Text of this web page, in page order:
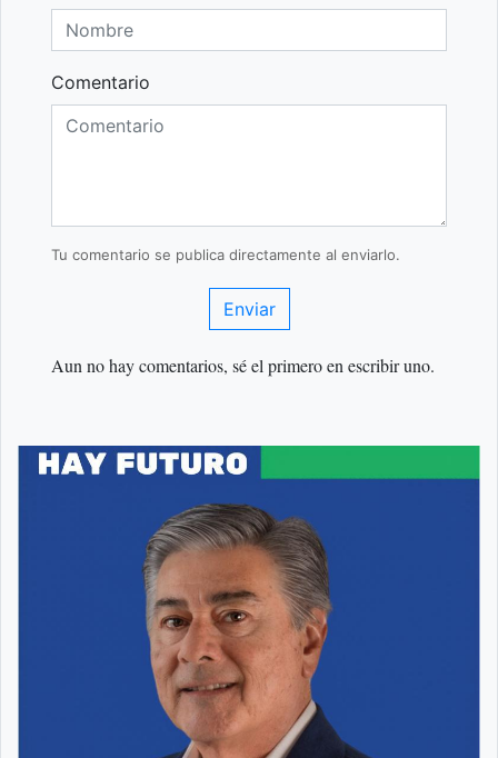
Comentario
Tu comentario se publica directamente al enviarlo.
Enviar
Aun no hay comentarios, sé el primero en escribir uno.